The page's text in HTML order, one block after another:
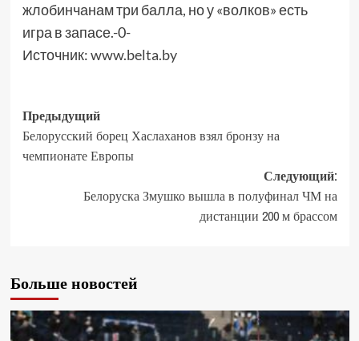
жлобинчанам три балла, но у «волков» есть
игра в запасе.-0-
Источник:www.belta.by
Предыдущий
Белорусский борец Хаслаханов взял бронзу на
чемпионате Европы
Следующий:
Белоруска Змушко вышла в полуфинал ЧМ на
дистанции 200 м брассом
Больше новостей